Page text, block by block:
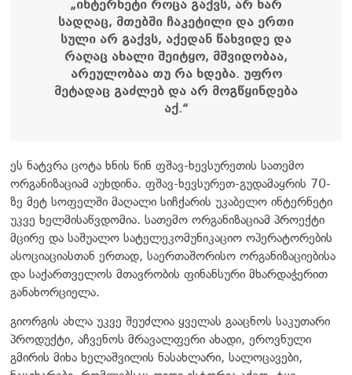
„ინტერნეტი როცა გაქვს, არ ხარ
სადღაც, მთებში ჩაკეტილი და ერთი
სული არ გაქვს, აქედან წახვიდე და
რაღაც ახალი შეიტყო, მშვიდობაა,
არეულობაა თუ რა ხდება. უფრო
მეტადაც გაძლებ და არ მოგწყინდება
აქ.“
ეს ნატვრა ცოტა ხნის წინ ფშავ-ხევსურეთის სათემო
ორგანიზაციამ აუხდინა. ფშავ-ხევსურეთ-გუდამაყრის 70-
ზე მეტ სოფელში მაღალი სიჩქარის უკაბელო ინტერნეტი
უკვე ხელმისაწვდომია. სათემო ორგანიზაციამ პროექტი
მცირე და საშუალო სატელეკომუნიკაციო ოპერატორების
ასოციაციასთან ერთად, საერთაშორისო ორგანიზაციებისა
და საქართველოს მთავრობის ფინანსური მხარდაჭერით
განახორციელა.
გიორგის ახლა უკვე შეუძლია ყველას გააცნოს საკუთარი
პროდუქტი, აჩვენოს მრავალფერი ახადი, ეროვნული
გმირის მიხა ხელაშვილის ნასახლარი, სალოცავები,